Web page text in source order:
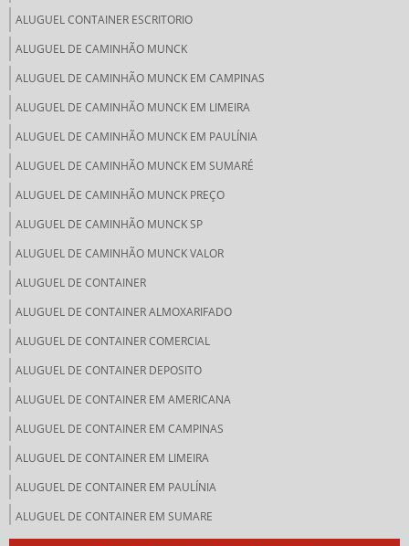
ALUGUEL CONTAINER ESCRITORIO
ALUGUEL DE CAMINHÃO MUNCK
ALUGUEL DE CAMINHÃO MUNCK EM CAMPINAS
ALUGUEL DE CAMINHÃO MUNCK EM LIMEIRA
ALUGUEL DE CAMINHÃO MUNCK EM PAULÍNIA
ALUGUEL DE CAMINHÃO MUNCK EM SUMARÉ
ALUGUEL DE CAMINHÃO MUNCK PREÇO
ALUGUEL DE CAMINHÃO MUNCK SP
ALUGUEL DE CAMINHÃO MUNCK VALOR
ALUGUEL DE CONTAINER
ALUGUEL DE CONTAINER ALMOXARIFADO
ALUGUEL DE CONTAINER COMERCIAL
ALUGUEL DE CONTAINER DEPOSITO
ALUGUEL DE CONTAINER EM AMERICANA
ALUGUEL DE CONTAINER EM CAMPINAS
ALUGUEL DE CONTAINER EM LIMEIRA
ALUGUEL DE CONTAINER EM PAULÍNIA
ALUGUEL DE CONTAINER EM SUMARE